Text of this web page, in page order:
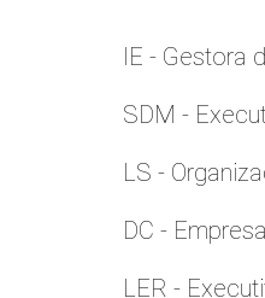
IE - Gestora
SDM -
LS -
DC -
LER -